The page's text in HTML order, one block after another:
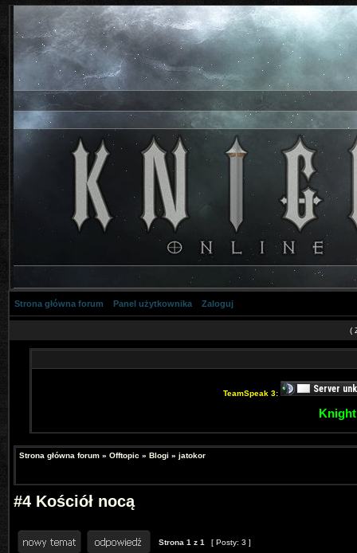
Strona główna forum Panel użytkownika Zaloguj
(
TeamSpeak 3:
Strona główna forum » Offtopic » Blogi » jatokor
#4 Kościół nocą
Strona 1 z 1 [ Posty: 3 ]